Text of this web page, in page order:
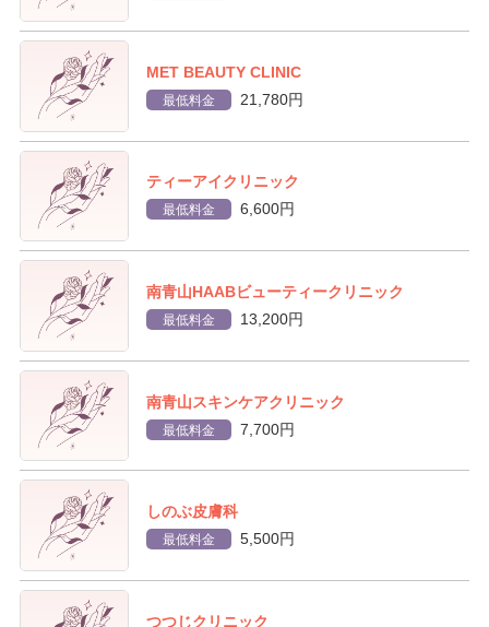
MET BEAUTY CLINIC
最低料金 21,780円
ティーアイクリニック
最低料金 6,600円
南青山HAABビューティークリニック
最低料金 13,200円
南青山スキンケアクリニック
最低料金 7,700円
しのぶ皮膚科
最低料金 5,500円
つつじクリニック